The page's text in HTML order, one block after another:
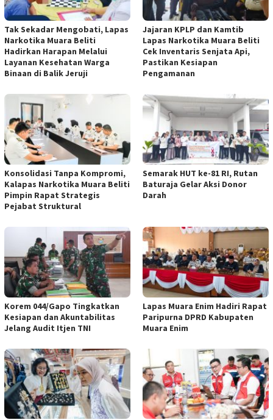
Tak Sekadar Mengobati, Lapas
Narkotika Muara Beliti
Hadirkan Harapan Melalui
Layanan Kesehatan Warga
Binaan di Balik Jeruji
Jajaran KPLP dan Kamtib
Lapas Narkotika Muara Beliti
Cek Inventaris Senjata Api,
Pastikan Kesiapan
Pengamanan
Konsolidasi Tanpa Kompromi,
Kalapas Narkotika Muara Beliti
Pimpin Rapat Strategis
Pejabat Struktural
Semarak HUT ke-81 RI, Rutan
Baturaja Gelar Aksi Donor
Darah
Korem 044/Gapo Tingkatkan
Kesiapan dan Akuntabilitas
Jelang Audit Itjen TNI
Lapas Muara Enim Hadiri Rapat
Paripurna DPRD Kabupaten
Muara Enim